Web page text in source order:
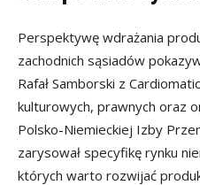
Perspektywę wdrażania
zachodnich sąsiadów
Rafał Samborski z
kulturowych, prawnych oraz
Polsko-Niemieckiej Izby
zarysował specyfikę rynku
których warto rozwijać